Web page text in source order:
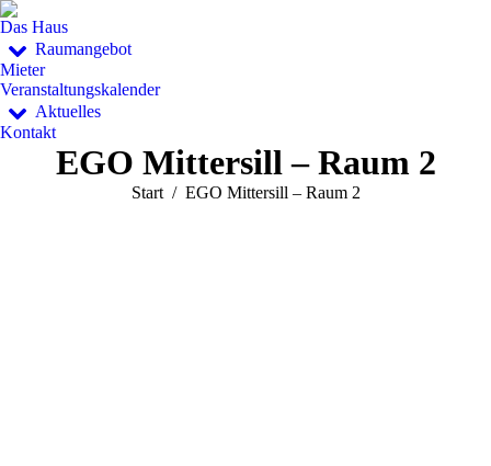
Das Haus
Raumangebot
Mieter
Veranstaltungskalender
Aktuelles
Kontakt
EGO Mittersill – Raum 2
Sie befinden sich hier:
Start EGO Mittersill – Raum 2